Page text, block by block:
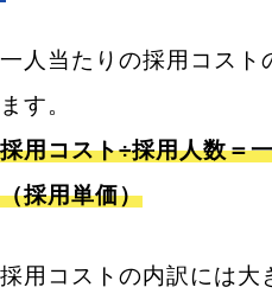
一人当たりの採用コスト
ます。
採用コスト÷採用人数＝
（採用単価）
採用コストの内訳には大